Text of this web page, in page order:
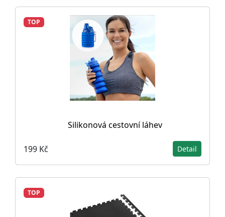
TOP
Silikonová cestovní láhev
199 Kč Detail
TOP